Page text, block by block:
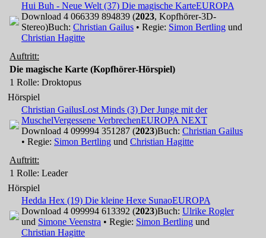
Hui Buh - Neue Welt (37) Die magische KarteEUROPA
Download 4 066339 894839 (2023, Kopfhörer-3D-
Stereo)Buch: Christian Gailus • Regie: Simon Bertling und
Christian Hagitte
Auftritt:
Die magische Karte (Kopfhörer-Hörspiel)
1 Rolle: Droktopus
Hörspiel
Christian GailusLost Minds (3) Der Junge mit der
MuschelVergessene VerbrechenEUROPA NEXT
Download 4 099994 351287 (2023)Buch: Christian Gailus
• Regie: Simon Bertling und Christian Hagitte
Auftritt:
1 Rolle: Leader
Hörspiel
Hedda Hex (19) Die kleine Hexe SunaoEUROPA
Download 4 099994 613392 (2023)Buch: Ulrike Rogler
und Simone Veenstra • Regie: Simon Bertling und
Christian Hagitte